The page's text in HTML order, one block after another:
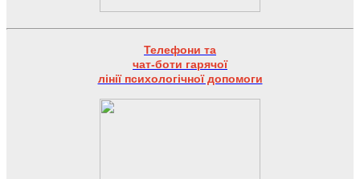
Телефони та
чат-боти гарячої
лінії психологічної допомоги